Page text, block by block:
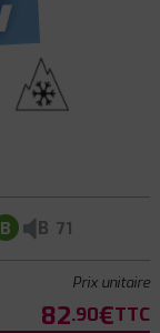
B B 71
Prix unitaire
82.90€TTC